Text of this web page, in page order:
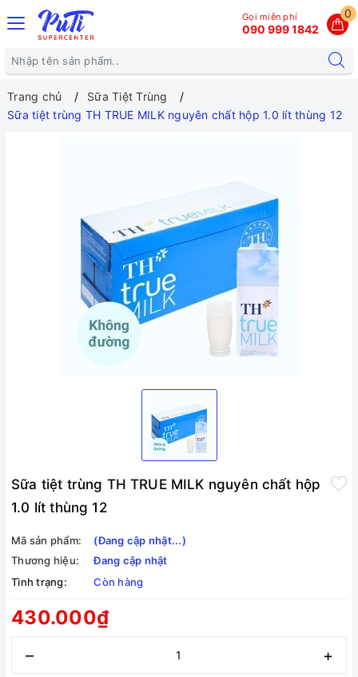
0
Gọi miễn phí
090 999 1842
Trang chủ
Sữa Tiệt Trùng
Sữa tiệt trùng TH TRUE MILK nguyên chất hộp 1.0 lít thùng 12
Sữa tiệt trùng TH TRUE MILK nguyên chất hộp
1.0 lít thùng 12
Mã sản phẩm:
(Đang cập nhật...)
Thương hiệu:
Đang cập nhật
Tình trạng:
Còn hàng
430.000₫
– +